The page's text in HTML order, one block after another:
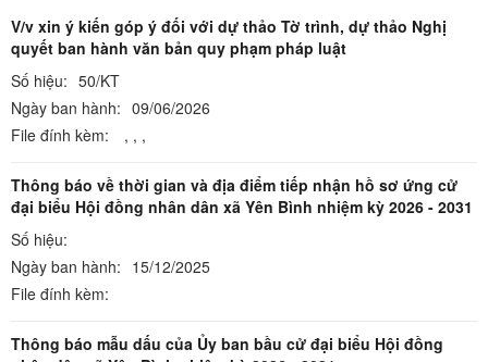
V/v xin ý kiến góp ý đối với dự thảo Tờ trình, dự thảo Nghị
quyết ban hành văn bản quy phạm pháp luật
Số hiệu: 50/KT
Ngày ban hành: 09/06/2026
File đính kèm:
, , ,
Thông báo về thời gian và địa điểm tiếp nhận hồ sơ ứng cử
đại biểu Hội đồng nhân dân xã Yên Bình nhiệm kỳ 2026 - 2031
Số hiệu:
Ngày ban hành: 15/12/2025
File đính kèm:
Thông báo mẫu dấu của Ủy ban bầu cử đại biểu Hội đồng